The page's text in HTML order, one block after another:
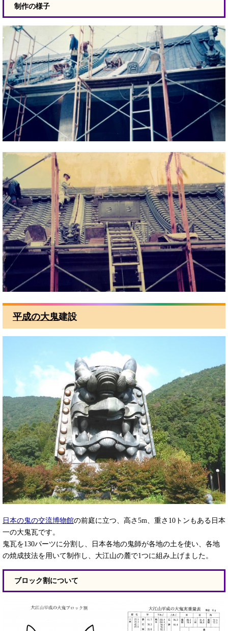
制作の様子
平成の大鬼建設
日本の鬼の交流博物館の前庭に立つ、高さ5m、重さ10トンもある日本
一の大鬼瓦です。
鬼瓦を130パーツに分割し、日本各地の鬼師が各地の土を使い、各地
の焼成技法を用いて制作し、大江山の麓で1つに組み上げました。
ブロック割について